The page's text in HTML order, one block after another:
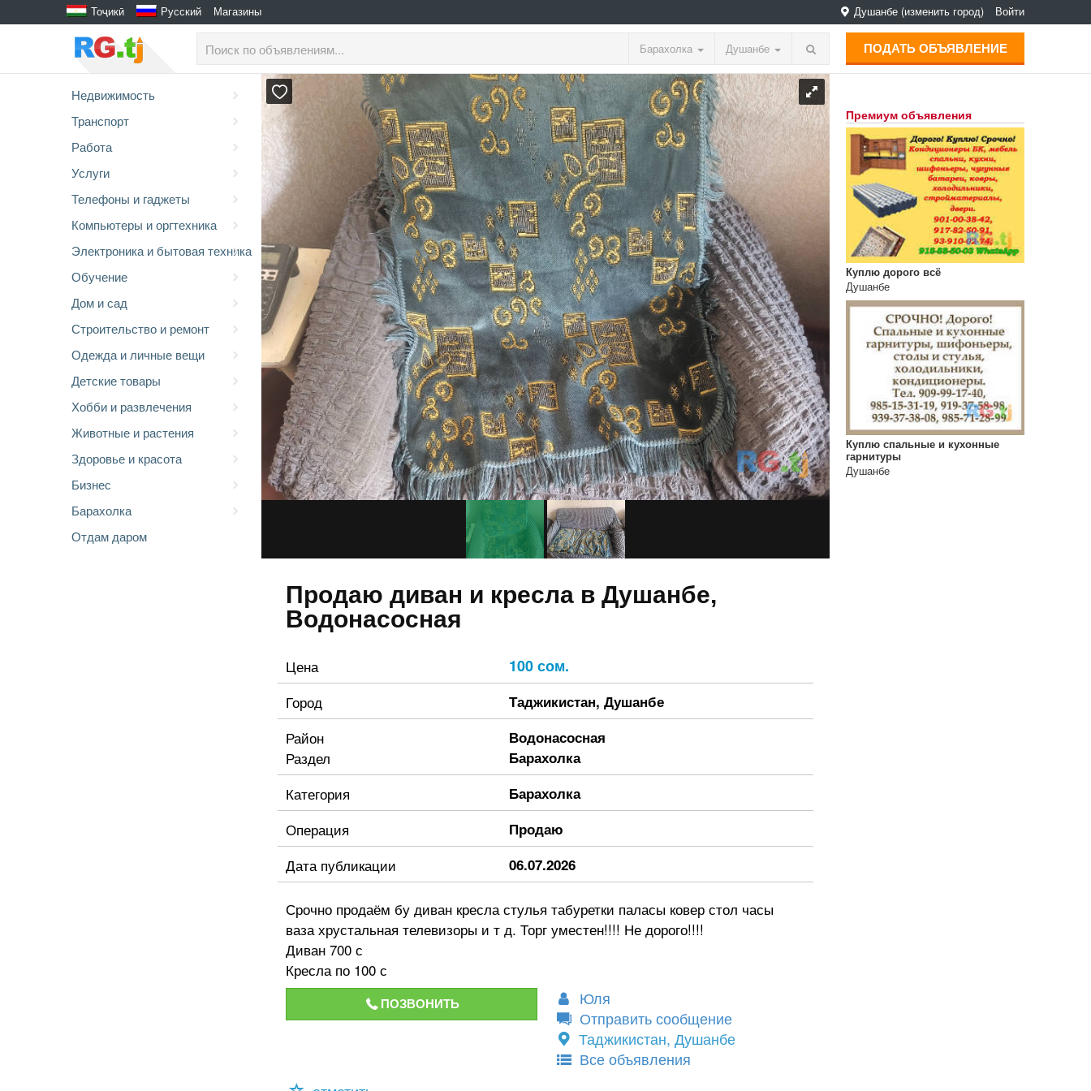
Тоҷикӣ Русский Магазины Душанбе (изменить город) Войти
Барахолка Душанбе ПОДАТЬ ОБЪЯВЛЕНИЕ
Недвижимость
Транспорт
Работа
Услуги
Телефоны и гаджеты
Компьютеры и оргтехника
Электроника и бытовая техника
Обучение
Дом и сад
Строительство и ремонт
Одежда и личные вещи
Детские товары
Хобби и развлечения
Животные и растения
Здоровье и красота
Бизнес
Барахолка
Отдам даром
Продаю диван и кресла в Душанбе,
Водонасосная
Цена 100 сом.
Город Таджикистан, Душанбе
Район Водонасосная
Раздел Барахолка
Категория Барахолка
Операция Продаю
Дата публикации 06.07.2026
Срочно продаём бу диван кресла стулья табуретки паласы ковер стол часы
ваза хрустальная телевизоры и т д. Торг уместен!!!! Не дорого!!!!
Диван 700 с
Кресла по 100 с
ПОЗВОНИТЬ
Юля
Отправить сообщение
Таджикистан, Душанбе
Все объявления
Премиум объявления
Куплю дорого всё
Душанбе
Куплю спальные и кухонные
гарнитуры
Душанбе